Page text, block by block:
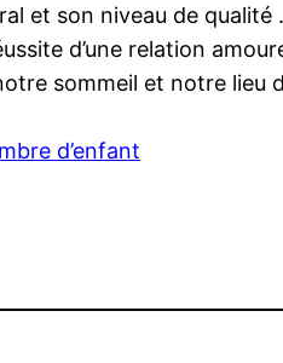
et son niveau de
d’une relation
sommeil et notre lieu
d’enfant